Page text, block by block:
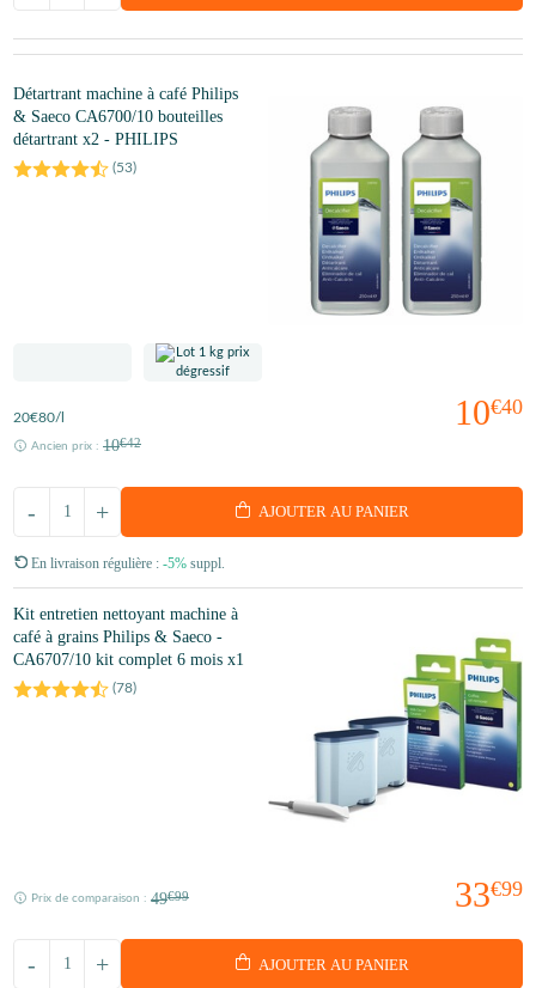
Détartrant machine à café Philips
& Saeco CA6700/10 bouteilles
détartrant x2 - PHILIPS
(53)
10€40
20€80/l
Ancien prix : 10€42
+
- AJOUTER AU PANIER
En livraison régulière : -5% suppl.
Kit entretien nettoyant machine à
café à grains Philips & Saeco -
CA6707/10 kit complet 6 mois x1
(78)
33€99
Prix de comparaison : 49€99
+
- AJOUTER AU PANIER